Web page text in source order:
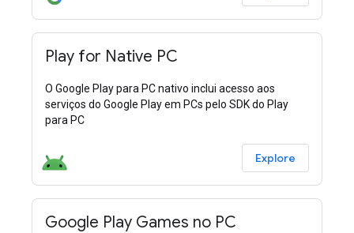
Play for Native PC
O Google Play para PC nativo inclui acesso aos
serviços do Google Play em PCs pelo SDK do Play
para PC
Explore
Google Play Games no PC